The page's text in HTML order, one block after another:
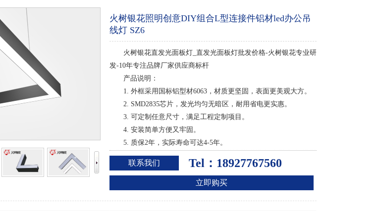
火树银花照明创意DIY组合L型连接件铝材led办公吊
线灯 SZ6
火树银花直发光面板灯_直发光面板灯批发价格-火树银花专业研
发-10年专注品牌厂家供应商标杆
产品说明：
1. 外框采用国标铝型材6063，材质更坚固，表面更美观大方。
2. SMD2835芯片，发光均匀无暗区，耐用省电更实惠。
3. 可定制任意尺寸，满足工程定制项目。
4. 安装简单方便又牢固。
5. 质保2年，实际寿命可达4-5年。
联系我们 Tel：18927767560
立即购买